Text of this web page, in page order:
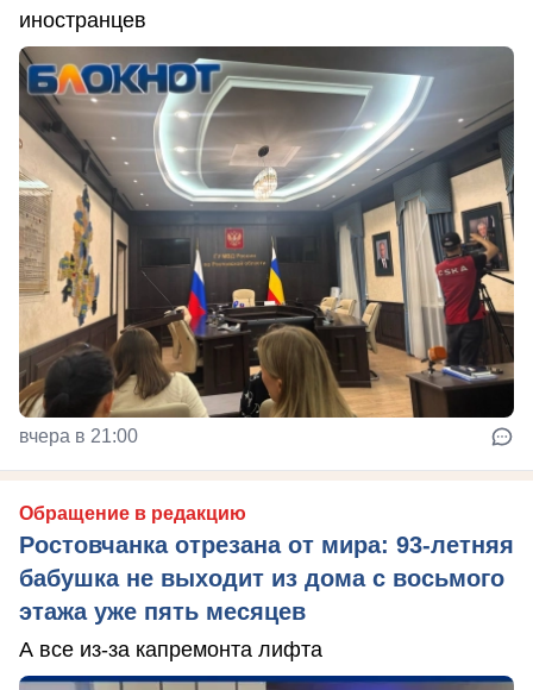
иностранцев
вчера в 21:00
Обращение в редакцию
Ростовчанка отрезана от мира: 93-летняя
бабушка не выходит из дома с восьмого
этажа уже пять месяцев
А все из-за капремонта лифта